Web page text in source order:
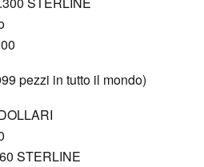
pezzi in tutto il mondo)
STERLINE